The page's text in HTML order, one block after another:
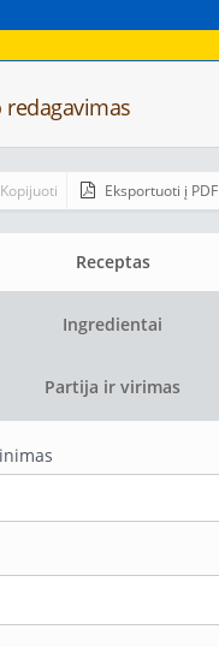
redagavimas
Kopijuoti Eksportuoti į PDF
Receptas
Ingredientai
Partija ir virimas